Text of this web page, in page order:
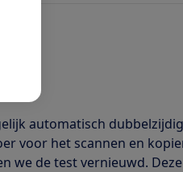
automatisch
voor het scannen en
we de test vernieuwd.